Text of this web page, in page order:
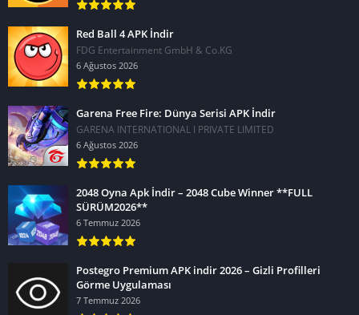
Red Ball 4 APK İndir
FDG Entertainment GmbH & Co.KG
6 Ağustos 2026
Garena Free Fire: Dünya Serisi APK İndir
GARENA INTERNATIONAL I PRIVATE LIMITED
6 Ağustos 2026
2048 Oyna Apk İndir – 2048 Cube Winner **FULL
SÜRÜM2026**
6 Temmuz 2026
Postegro Premium APK indir 2026 – Gizli Profilleri
Görme Uygulaması
7 Temmuz 2026